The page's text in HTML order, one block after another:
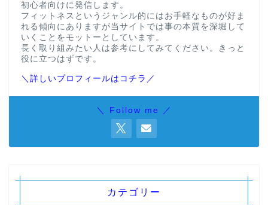
初心者向けに発信します。
フィットネスというジャンル的にはお手軽なものが好ま
れる傾向にありますが当サイトでは事の本質を深堀して
いくことをモットーとしています。
長く取り組みたい人は参考にしてみてください。きっと
役に立つはずです。
＼詳しいプロフィールはコチラ／
＼ Follow me ／
カテゴリー